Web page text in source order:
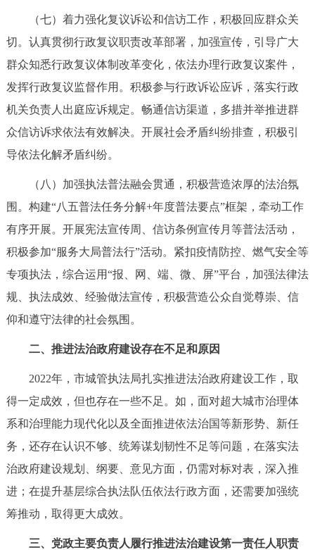
（七）着力强化复议诉讼和信访工作，积极回应群众关
切。认真贯彻行政复议职责改革部署，加强宣传，引导广大
群众知悉行政复议体制改革变化，依法办理行政复议案件，
发挥行政复议监督作用。积极参与行政诉讼应诉，落实行政
机关负责人出庭应诉规定。畅通信访渠道，多措并举推进群
众信访诉求依法有效解决。开展社会矛盾纠纷排查，积极引
导依法化解矛盾纠纷。
（八）加强执法普法融会贯通，积极营造浓厚的法治氛
围。构建“八五普法任务分解+年度普法要点”框架，牵动工作
有序开展。开展宪法宣传周、信访条例宣传月等普法活动，
积极参加“服务大局普法行”活动。紧扣疫情防控、燃气安全等
专项执法，综合运用“报、网、端、微、屏”平台，加强法律法
规、执法成效、经验做法宣传，积极营造公众自觉尊崇、信
仰和遵守法律的社会氛围。
二、推进法治政府建设存在不足和原因
2022年，市城管执法局扎实推进法治政府建设工作，取
得一定成效，但也存在一些不足。如，面对超大城市治理体
系和治理能力现代化以及全面推进依法治国等新形势、新任
务，还存在认识不够、统筹谋划韧性不足等问题，在落实法
治政府建设规划、纲要、意见方面，仍需对标对表，深入推
进；在提升基层综合执法队伍依法行政方面，还需要加强统
筹推动，取得更大成效。
三、党政主要负责人履行推进法治建设第一责任人职责